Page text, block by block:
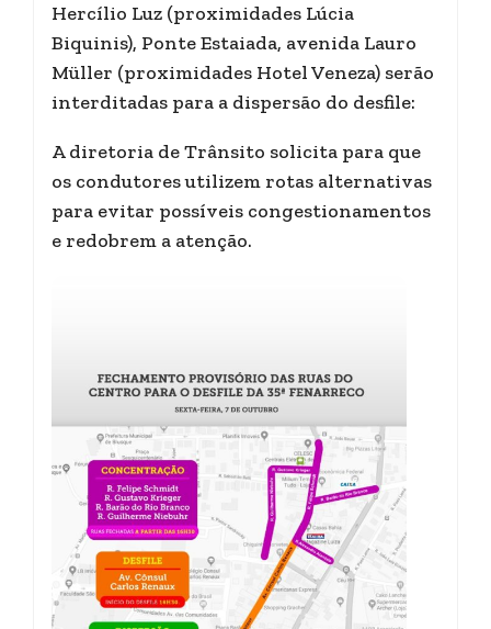
Hercílio Luz (proximidades Lúcia
Biquinis), Ponte Estaiada, avenida Lauro
Müller (proximidades Hotel Veneza) serão
interditadas para a dispersão do desfile:
A diretoria de Trânsito solicita para que
os condutores utilizem rotas alternativas
para evitar possíveis congestionamentos
e redobrem a atenção.